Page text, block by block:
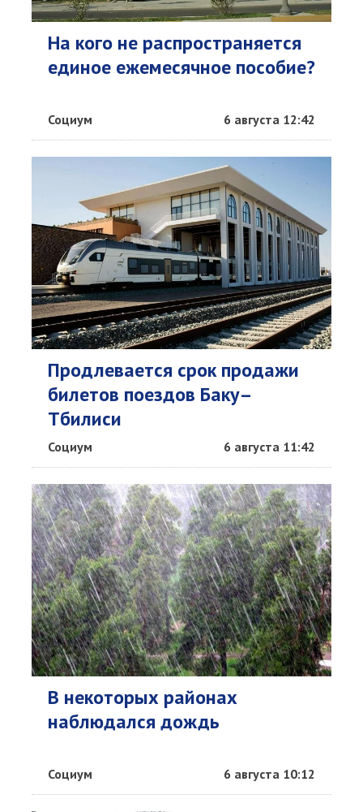
На кого не распространяется
единое ежемесячное пособие?
Социум 6 августа 12:42
Продлевается срок продажи
билетов поездов Баку–
Тбилиси
Социум 6 августа 11:42
В некоторых районах
наблюдался дождь
Социум 6 августа 10:12